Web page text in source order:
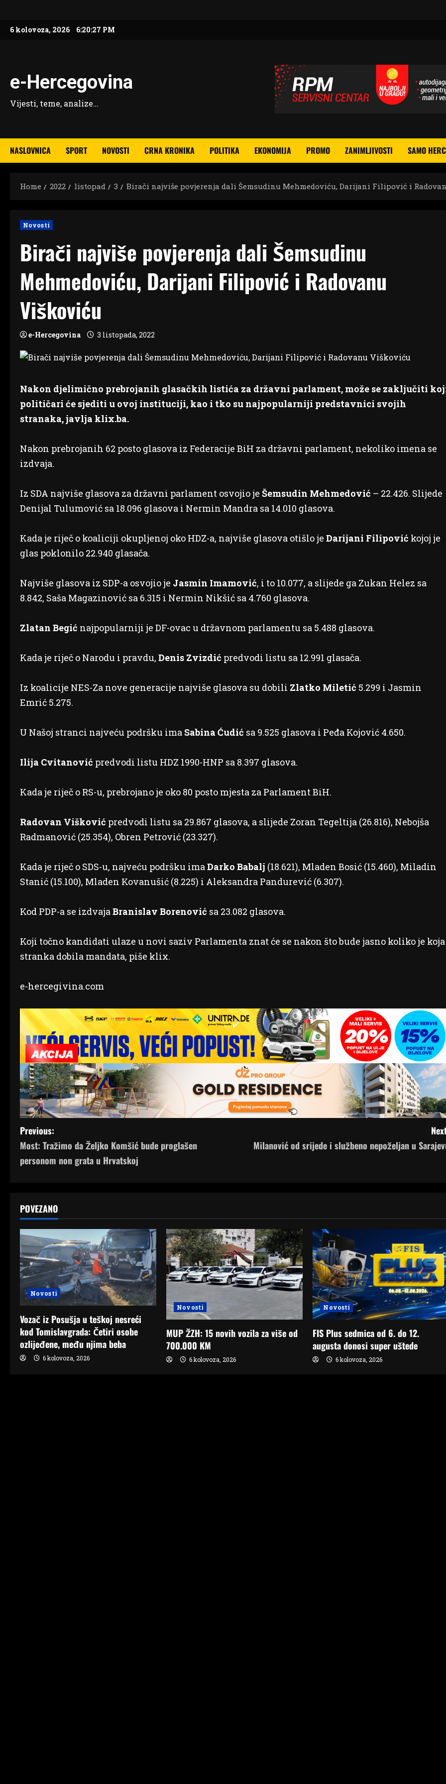
content
6 kolovoza, 2026 6:20:29 PM
e-Hercegovina
Vijesti, teme, analize…
NASLOVNICA SPORT NOVOSTI CRNA KRONIKA POLITIKA EKONOMIJA PROMO ZANIMLJIVOSTI SAMO
Home 2022 listopad 3 Birači najviše povjerenja dali Šemsudinu Mehmedoviću, Darijani Filipović i
Novosti
Birači najviše povjerenja dali Šemsudinu
Mehmedoviću, Darijani Filipović i Radovanu
Viškoviću
e-Hercegovina 3 listopada, 2022
Nakon djelimično prebrojanih glasačkih listića za državni parlament, može se zaključiti
političari će sjediti u ovoj instituciji, kao i tko su najpopularniji predstavnici svojih
stranaka, javlja klix.ba.
Nakon prebrojanih 62 posto glasova iz Federacije BiH za državni parlament, nekoliko imena se
izdvaja.
Iz SDA najviše glasova za državni parlament osvojio je Šemsudin Mehmedović – 22.426. Slijede
Denijal Tulumović sa 18.096 glasova i Nermin Mandra sa 14.010 glasova.
Kada je riječ o koaliciji okupljenoj oko HDZ-a, najviše glasova otišlo je Darijani Filipović kojoj je
glas poklonilo 22.940 glasača.
Najviše glasova iz SDP-a osvojio je Jasmin Imamović, i to 10.077, a slijede ga Zukan Helez sa
8.842, Saša Magazinović sa 6.315 i Nermin Nikšić sa 4.760 glasova.
Zlatan Begić najpopularniji je DF-ovac u državnom parlamentu sa 5.488 glasova.
Kada je riječ o Narodu i pravdu, Denis Zvizdić predvodi listu sa 12.991 glasača.
Iz koalicije NES-Za nove generacije najviše glasova su dobili Zlatko Miletić 5.299 i Jasmin
Emrić 5.275.
U Našoj stranci najveću podršku ima Sabina Ćudić sa 9.525 glasova i Peđa Kojović 4.650.
Ilija Cvitanović predvodi listu HDZ 1990-HNP sa 8.397 glasova.
Kada je riječ o RS-u, prebrojano je oko 80 posto mjesta za Parlament BiH.
Radovan Višković predvodi listu sa 29.867 glasova, a slijede Zoran Tegeltija (26.816), Nebojša
Radmanović (25.354), Obren Petrović (23.327).
Kada je riječ o SDS-u, najveću podršku imaDarko Babalj (18.621), Mladen Bosić (15.460), Miladin
Stanić (15.100), Mladen Kovanušić (8.225) i Aleksandra Pandurević (6.307).
Kod PDP-a se izdvajaBranislav Borenović sa 23.082 glasova.
Koji točno kandidati ulaze u novi saziv Parlamenta znat će se nakon što bude jasno koliko je koja
stranka dobila mandata, piše klix.
e-hercegivina.com
P
o
n
a
v
i
g
a
t
i
Previous:
Most: Tražimo da Željko Komšić bude proglašen
personom non grata u Hrvatskoj
Milanović od srijede i službeno nepoželjan u
POVEZANO
Novosti
Vozač iz Posušja u teškoj nesreći
kod Tomislavgrada: Četiri osobe
ozlijeđene, među njima beba
6 kolovoza, 2026
Novosti
MUP ŽZH: 15 novih vozila za više od
700.000 KM
6 kolovoza, 2026
Novosti
FIS Plus sedmica od 6. do 12.
augusta donosi super uštede
6 kolovoza, 2026